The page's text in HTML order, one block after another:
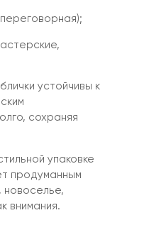
устойчивы к
сохраняя
упаковке
продуманным
внимания.